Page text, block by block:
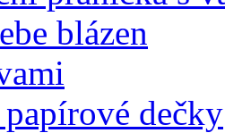
blázen
dečky